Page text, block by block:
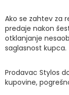
Ako se zahtev za
predaje nakon
otklanjanje
saglasnost kupca.
Prodavac Stylos
kupovine,